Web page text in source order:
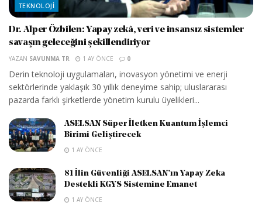
TEKNOLOJI
Dr. Alper Özbilen: Yapay zekâ, veri ve insansız sistemler
savaşın geleceğini şekillendiriyor
YAZAN SAVUNMA TR 1 AY ÖNCE 0
Derin teknoloji uygulamaları, inovasyon yönetimi ve enerji
sektörlerinde yaklaşık 30 yıllık deneyime sahip; uluslararası
pazarda farklı şirketlerde yönetim kurulu üyelikleri...
ASELSAN Süper İletken Kuantum İşlemci
Birimi Geliştirecek
1 AY ÖNCE
81 İlin Güvenliği ASELSAN’ın Yapay Zeka
Destekli KGYS Sistemine Emanet
1 AY ÖNCE